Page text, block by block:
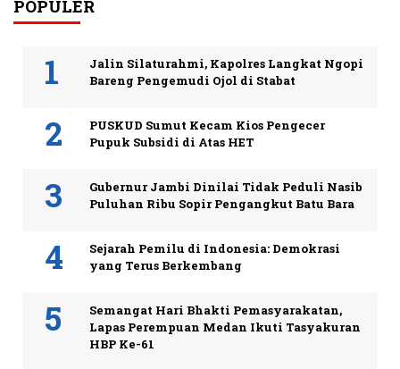
POPULER
Jalin Silaturahmi, Kapolres Langkat Ngopi
Bareng Pengemudi Ojol di Stabat
PUSKUD Sumut Kecam Kios Pengecer
Pupuk Subsidi di Atas HET
Gubernur Jambi Dinilai Tidak Peduli Nasib
Puluhan Ribu Sopir Pengangkut Batu Bara
Sejarah Pemilu di Indonesia: Demokrasi
yang Terus Berkembang
Semangat Hari Bhakti Pemasyarakatan,
Lapas Perempuan Medan Ikuti Tasyakuran
HBP Ke-61